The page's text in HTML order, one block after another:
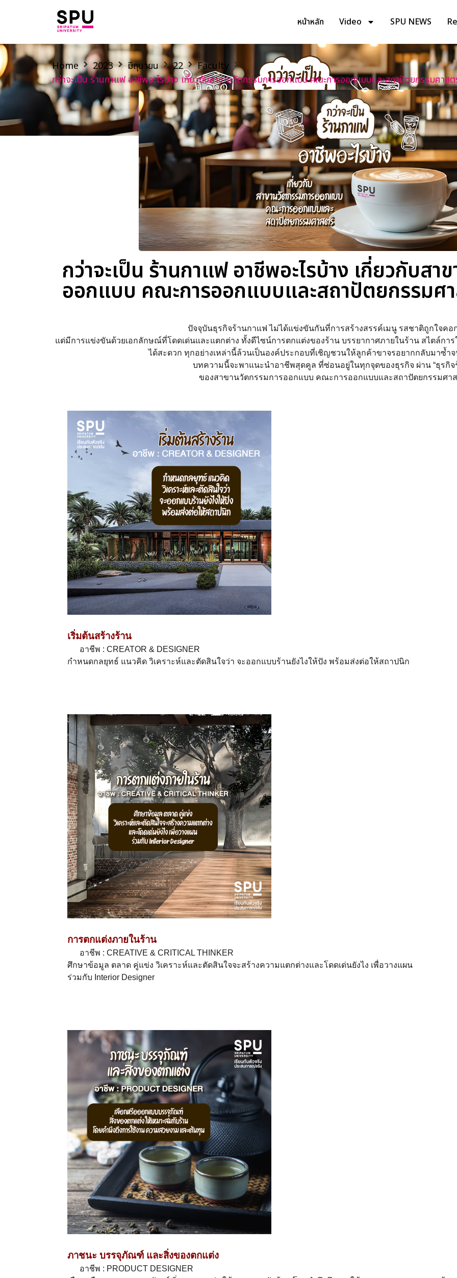
หน้าหลัก Video SPU NEWS
Home 2023 มิถุนายน 22
Faculty
กว่าจะเป็น ร้านกาแฟ อาชีพอะไรบ้าง เกี่ยวกับสาขานวัตกรรมการออกแบบ คณะการออกแบบและสถาปัตยกรรมศาส
กว่าจะเป็น ร้านกาแฟ อาชีพอะไรบ้าง เกี่ยวกับสา
ออกแบบ คณะการออกแบบและสถาปัตยกรรมศ
ปัจจุบันธุรกิจร้านกาแฟ ไม่ได้แข่งขันกันที่การสร้างสรรค์เมนู รสชาติถูกใจคอ
แต่มีการแข่งขันด้วยเอกลักษณ์ที่โดดเด่นและแตกต่าง ทั้งดีไซน์การตกแต่งของร้าน บรรยากาศภายในร้าน สไตล์กา
ได้สะดวก ทุกอย่างเหล่านี้ล้วนเป็นองค์ประกอบที่เชิญชวนให้ลูกค้าขาจรอยากกลับมาซ้ำ
บทความนี้จะพาแนะนำอาชีพสุดคูล ที่ซ่อนอยู่ในทุกจุดของธุรกิจ ผ่าน “ธุรกิจ
ของสาขานวัตกรรมการออกแบบ คณะการออกแบบและสถาปัตยกรรมศา
เริ่มต้นสร้างร้าน
อาชีพ : CREATOR & DESIGNER
กำหนดกลยุทธ์ แนวคิด วิเคราะห์และตัดสินใจว่า จะออกแบบร้านยังไงให้ปัง พร้อมส่งต่อให้สถาปนิก
การตกแต่งภายในร้าน
อาชีพ : CREATIVE & CRITICAL THINKER
ศึกษาข้อมูล ตลาด คู่แข่ง วิเคราะห์และตัดสินใจจะสร้างความแตกต่างและโดดเด่นยังไง เพื่อวางแผน
ร่วมกับ Interior Designer
ภาชนะ บรรจุภัณฑ์ และสิ่งของตกแต่ง
อาชีพ : PRODUCT DESIGNER